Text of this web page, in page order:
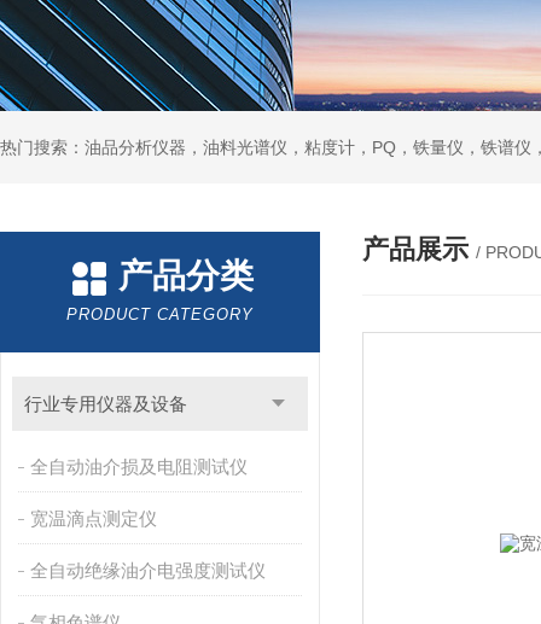
热门搜索：油品分析仪器，油料光谱仪，粘度计，PQ，铁量仪，铁谱仪
产品分类
PRODUCT CATEGORY
行业专用仪器及设备
全自动油介损及电阻测试仪
宽温滴点测定仪
全自动绝缘油介电强度测试仪
产品展示 /